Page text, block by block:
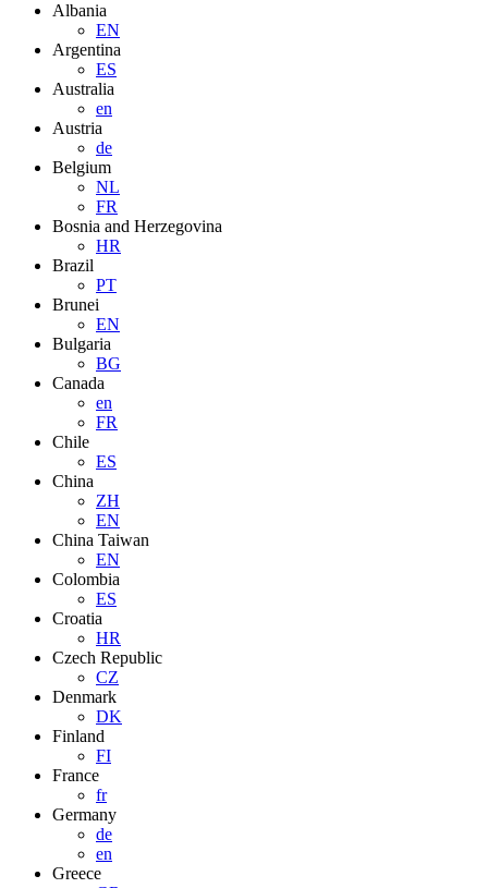
Albania
EN
Argentina
ES
Australia
en
Austria
de
Belgium
NL
FR
Bosnia and Herzegovina
HR
Brazil
PT
Brunei
EN
Bulgaria
BG
Canada
en
FR
Chile
ES
China
ZH
EN
China Taiwan
EN
Colombia
ES
Croatia
HR
Czech Republic
CZ
Denmark
DK
Finland
FI
France
fr
Germany
de
en
Greece